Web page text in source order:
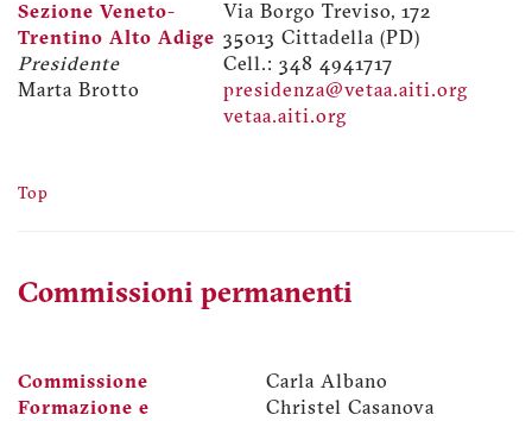
Sezione Veneto-
Trentino Alto Adige
Presidente
Marta Brotto
Via Borgo Treviso, 172
35013 Cittadella (PD)
Cell.: 348 4941717
presidenza@vetaa.aiti.org
vetaa.aiti.org
Top
Commissioni permanenti
Commissione
Formazione e
Carla Albano
Christel Casanova